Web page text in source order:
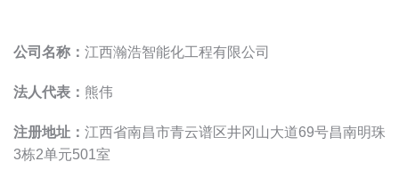
公司名称： 江西瀚浩智能化工程有限公司
法人代表： 熊伟
注册地址： 江西省南昌市青云谱区井冈山大道69号昌南明珠
3栋2单元501室